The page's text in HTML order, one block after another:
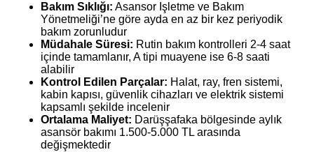
Bakım Sıklığı: Asansor Işletme ve Bakım
Yönetmeliği’ne göre ayda en az bir kez periyodik
bakım zorunludur
Müdahale Süresi: Rutin bakım kontrolleri 2-4 saat
içinde tamamlanır, A tipi muayene ise 6-8 saati
alabilir
Kontrol Edilen Parçalar: Halat, ray, fren sistemi,
kabin kapısı, güvenlik cihazları ve elektrik sistemi
kapsamlı şekilde incelenir
Ortalama Maliyet: Darüşşafaka bölgesinde aylık
asansör bakımı 1.500-5.000 TL arasında
değişmektedir